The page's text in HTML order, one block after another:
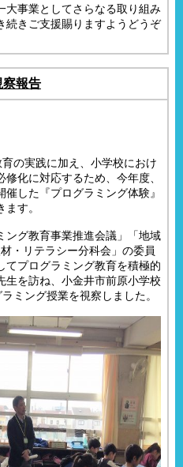
大事業としてさらなる取り組み
続きご支援賜りますようどうぞ
察報告
の実践に加え、小学校におけ
化に対応するため、今年度、
した『プログラミング体験』
す。
ング教育事業推進会議」「地域
・リテラシー分科会」の委員
てプログラミング教育を積極的
生を訪ね、小金井市前原小学校
ミング授業を視察しました。